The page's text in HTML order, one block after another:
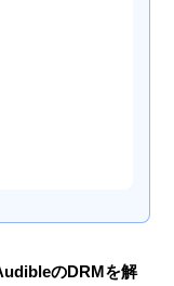
のDRMを解